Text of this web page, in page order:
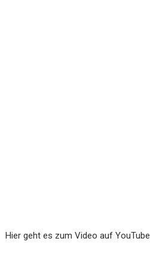
Hier geht es zum Video auf YouTube